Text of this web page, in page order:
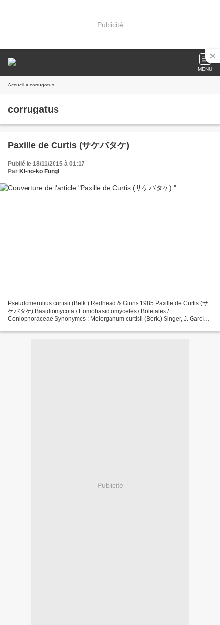
Publicité
MENU
Accueil » corrugatus
corrugatus
Paxille de Curtis (サケバタケ)
Publié le 18/11/2015 à 01:17
Par Ki-no-ko Fungi
Pseudomerulius curtisii (Berk.) Redhead & Ginns 1985 Paxille de Curtis (サ
ケバタケ) Basidiomycota / Homobasidiomycetes / Boletales /
Coniophoraceae Synonymes : Meiorganum curtisii (Berk.) Singer, J. García
Publicité